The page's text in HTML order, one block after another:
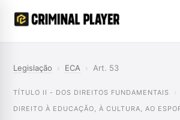
Legislação › ECA › Art. 53
TÍTULO II - DOS DIREITOS FUNDAMENTAIS
DIREITO À EDUCAÇÃO, À CULTURA, AO